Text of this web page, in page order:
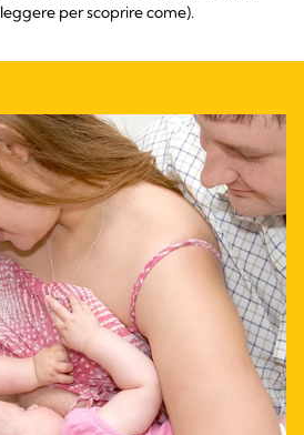
per scoprire come).